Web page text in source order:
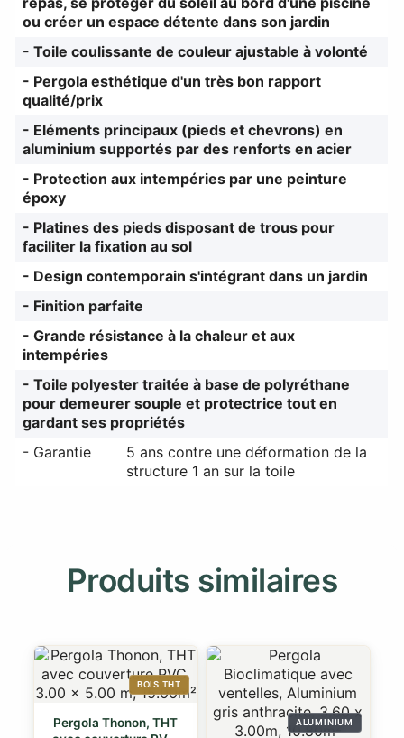
ou créer un espace détente dans son jardin
- Toile coulissante de couleur ajustable à volonté
- Pergola esthétique d'un très bon rapport
qualité/prix
- Eléments principaux (pieds et chevrons) en
aluminium supportés par des renforts en acier
- Protection aux intempéries par une peinture
époxy
- Platines des pieds disposant de trous pour
faciliter la fixation au sol
- Design contemporain s'intégrant dans un jardin
- Finition parfaite
- Grande résistance à la chaleur et aux
intempéries
- Toile polyester traitée à base de polyréthane
pour demeurer souple et protectrice tout en
gardant ses propriétés
- Garantie
5 ans contre une déformation de la
structure 1 an sur la toile
Produits similaires
BOIS THT
Pergola Thonon, THT
ALUMINIUM